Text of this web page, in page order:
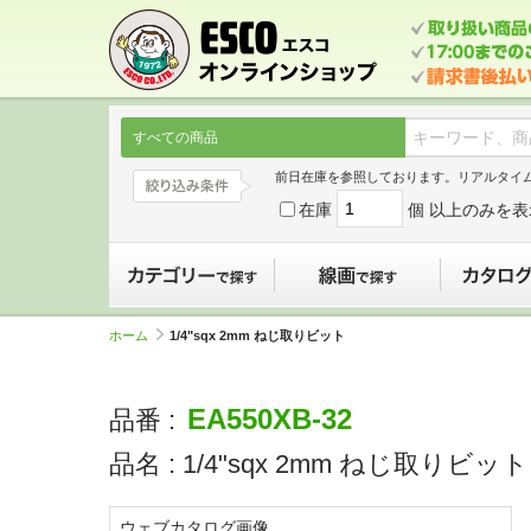
すべての商品
前日在庫を参照しております。リアルタイ
在庫 個 以上のみを
ホーム 1/4"sqx 2mm ねじ取りビット
品番 : EA550XB-32
品名 : 1/4"sqx 2mm ねじ取りビット